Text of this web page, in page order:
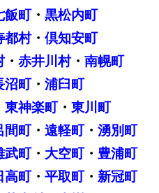
飯町・ 黒松内町
都村・ 倶知安町
・ 赤井川村・ 南幌町
沼町・ 浦臼町
東神楽町・ 東川町
間町・ 遠軽町・ 湧別町
武町・ 大空町・ 豊浦町
高町・ 平取町・ 新冠町